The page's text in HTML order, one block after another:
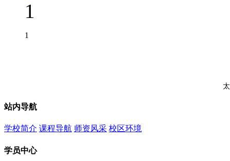
1
站内导航
学校简介 课程导航 师资风采 校区环境
学员中心